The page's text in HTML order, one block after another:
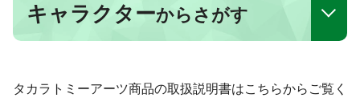
キャラクターからさがす
タカラトミーアーツ商品の取扱説明書はこちらからご覧く